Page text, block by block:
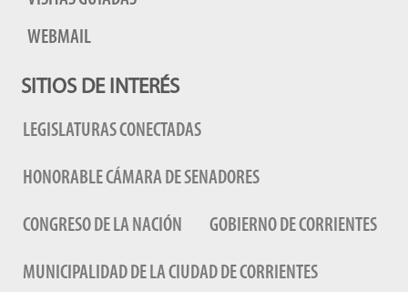
WEBMAIL
SITIOS DE INTERÉS
LEGISLATURAS CONECTADAS
HONORABLE CÁMARA DE SENADORES
CONGRESO DE LA NACIÓN GOBIERNO DE CORRIENTES
MUNICIPALIDAD DE LA CIUDAD DE CORRIENTES